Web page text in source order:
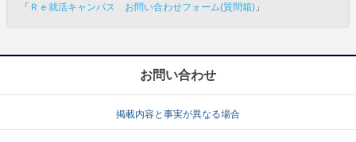
「 Ｒｅ就活キャンパス お問い合わせフォーム(質問箱) 」
お問い合わせ
掲載内容と事実が異なる場合